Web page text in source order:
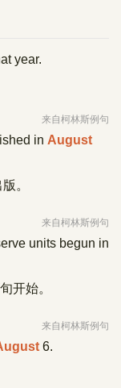
year.
来自柯林斯例句
in August
。
来自柯林斯例句
units begun in
开始。
来自柯林斯例句
6.